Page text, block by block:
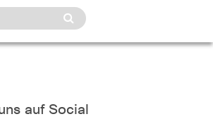
auf Social